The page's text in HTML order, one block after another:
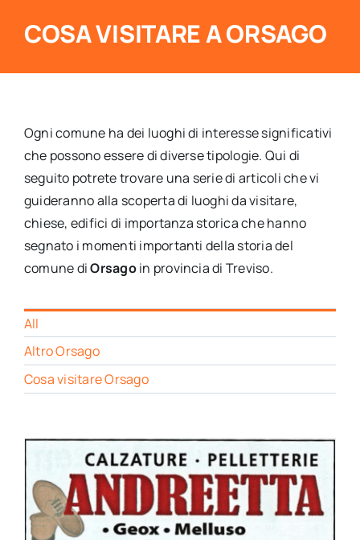
COSA VISITARE A ORSAGO
Ogni comune ha dei luoghi di interesse significativi
che possono essere di diverse tipologie. Qui di
seguito potrete trovare una serie di articoli che vi
guideranno alla scoperta di luoghi da visitare,
chiese, edifici di importanza storica che hanno
segnato i momenti importanti della storia del
comune diOrsagoin provincia di Treviso.
All
Altro Orsago
Cosa visitare Orsago